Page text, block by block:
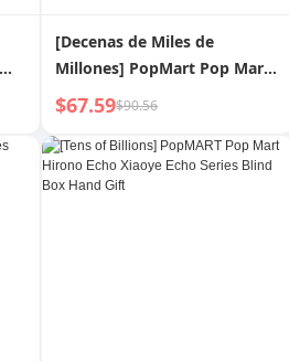
[Decenas de Miles de
Millones] PopMart Pop Mart
Colección Mano Pequeña
Tirar Serie Mano Pequeña
Caja Sorpresa Hecho a Mano
Moda Juego Regalo
$67.59$90.56